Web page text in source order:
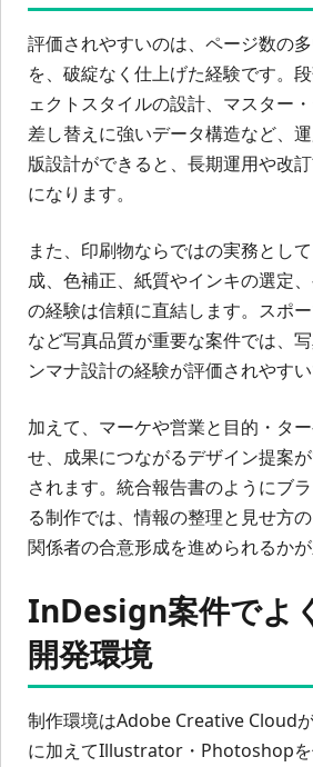
評価されやすいのは、ページ数の
を、破綻なく仕上げた経験です。
ェクトスタイルの設計、マスター・
差し替えに強いデータ構造など、
版設計ができると、長期運用や改
になります。
また、印刷物ならではの実務とし
成、色補正、紙質やインキの選定
の経験は信頼に直結します。スポ
など写真品質が重要な案件では、
ンマナ設計の経験が評価されやすい
加えて、マーケや営業と目的・タ
せ、成果につながるデザイン提案
されます。統合報告書のようにブ
る制作では、情報の整理と見せ方の
関係者の合意形成を進められるかが
InDesign案件でよ
開発環境
制作環境はAdobe Creative Cloud
に加えてIllustrator・Photoshopを